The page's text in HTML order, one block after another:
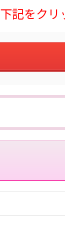
記をクリ